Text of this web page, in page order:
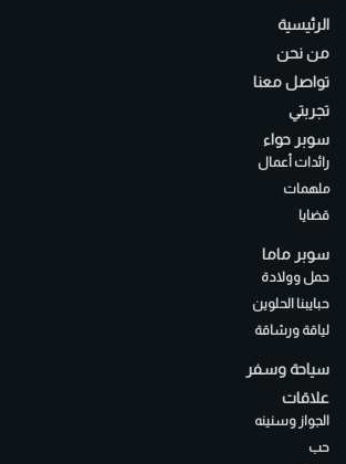
الرئيسية
من نحن
تواصل معنا
تجربتي
سوبر حواء
رائدات أعمال
ملهمات
قضايا
سوبر ماما
حمل وولادة
حبايبنا الحلوين
لياقة ورشاقة
سياحة وسفر
علاقات
الجواز وسنينه
حب